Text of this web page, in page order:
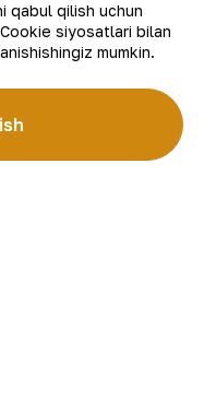
AJ (“NKMK” AJ)
kompaniyalar
boyliklari zaxiralarini
ishlashdan to tayyor
chiqarish jarayonlari
qabul qilish uchun
siyosatlari bilan
mumkin.